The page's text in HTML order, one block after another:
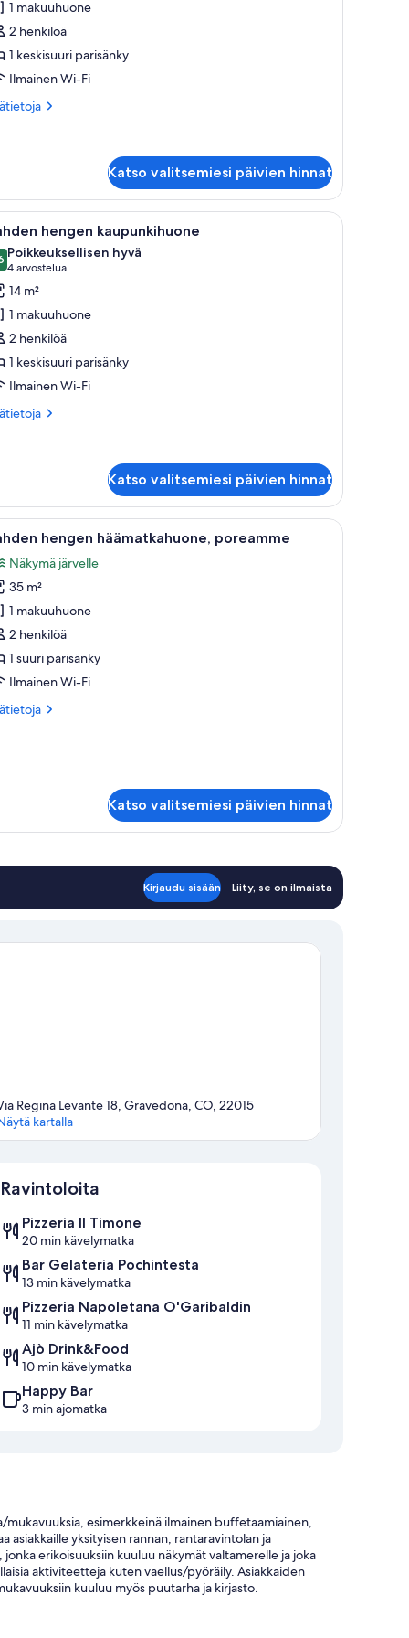
1 makuuhuone
2 henkilöä
1 keskisuuri parisänky
Ilmainen Wi-Fi
Katso valitsemiesi päivien hinnat
tuolilla, televisio ja liukuoven kautta avautuva näkymä vuorille ja vesistölle.
Moderni makuuhuone, jossa on suuri
7 hengen kaupunkihuone
kautta 10
Poikkeuksellisen hyvä
4 arvostelua
(4
arvostelua)
14 m²
1 makuuhuone
2 henkilöä
1 keskisuuri parisänky
Ilmainen Wi-Fi
Katso valitsemiesi päivien hinnat
ja parveke, jolta avautuu näkymä merelle ja vuorille.
Terassi, jossa on poreallas, aurinkotuoleja
14 hengen häämatkahuone, poreamme
Näkymä järvelle
35 m²
1 makuuhuone
2 henkilöä
1 suuri parisänky
Ilmainen Wi-Fi
Katso valitsemiesi päivien hinnat
Kirjaudu sisään Liity, se on ilmaista
Regina Levante 18, Gravedona, CO, 22015
kartalla
Ravintoloita
Pizzeria Il Timone
20 min kävelymatka
Bar Gelateria Pochintesta
13 min kävelymatka
Pizzeria Napoletana O'Garibaldin
11 min kävelymatka
Ajò Drink&Food
10 min kävelymatka
Happy Bar
3 min ajomatka
esimerkkeinä ilmainen buffetaamiainen,
asiakkaille yksityisen rannan, rantaravintolan ja
erikoisuuksiin kuuluu näkymät valtamerelle ja joka
aktiviteetteja kuten vaellus/pyöräily. Asiakkaiden
kuuluu myös puutarha ja kirjasto.